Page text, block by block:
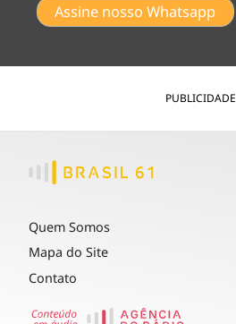
Assine nosso Whatsapp
PUBLICIDADE
Quem Somos
Mapa do Site
Contato